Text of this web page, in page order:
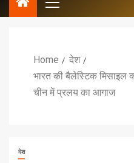
Home
देश
भारत की बैलेस्टिक मिसाइल
चीन में प्रलय का आगाज
देश